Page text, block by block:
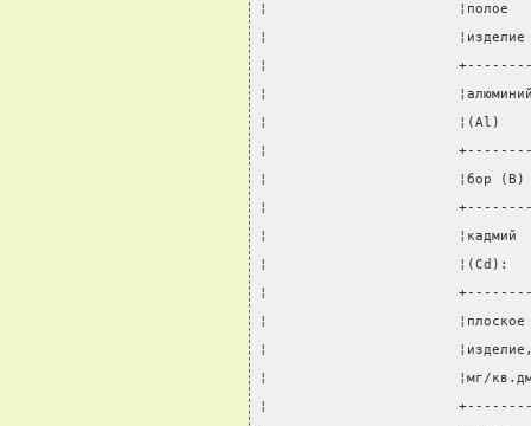
¦                       ¦полое
¦
¦                       +----------
¦
¦                       ¦(Al)
¦                       +----------
¦                       ¦бор (B)
¦                       +----------
¦
¦                       ¦(Cd):
¦
¦
¦
¦                       ¦мг/
¦